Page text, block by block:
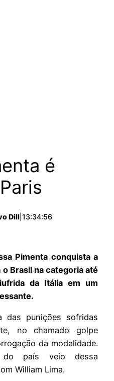
é
Dill 13:34:56
Pimenta conquista a
Brasil na categoria até
da Itália em um
punições sofridas
no chamado golpe
da modalidade.
do país veio dessa
William Lima.